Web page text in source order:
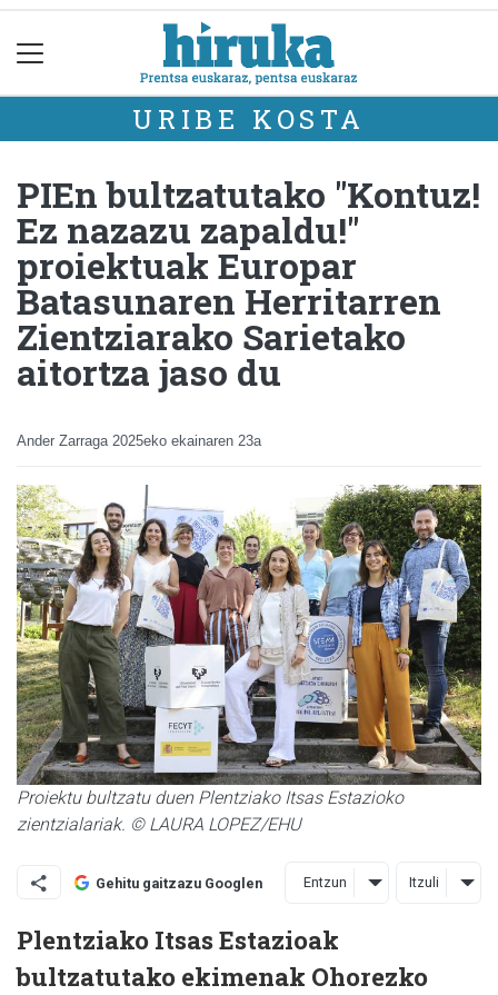
URIBE KOSTA
PIEn bultzatutako "Kontuz!
Ez nazazu zapaldu!"
proiektuak Europar
Batasunaren Herritarren
Zientziarako Sarietako
aitortza jaso du
Ander Zarraga 2025eko ekainaren 23a
Proiektu bultzatu duen Plentziako Itsas Estazioko
zientzialariak. © LAURA LOPEZ/EHU
Gehitu gaitzazu Googlen Entzun Itzuli
Plentziako Itsas Estazioak
bultzatutako ekimenak Ohorezko